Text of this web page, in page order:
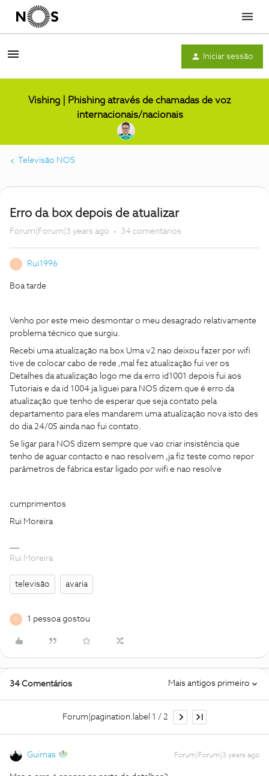
Menu
Iniciar sessão
Vishing | Phishing através de chamadas de voz
internacionais/nacionais
Televisão NOS
Erro da box depois de atualizar
Forum|Forum|3 years ago 34 comentários
R Rui1996
Boa tarde
Venho por este meio desmontar o meu desagrado relativamente
problema técnico que surgiu.
Recebi uma atualização na box Uma v2 nao deixou fazer por wifi
tive de colocar cabo de rede ,mal fez atualização fui ver os
Detalhes da atualização logo me da erro id1001 depois fui aos
Tutoriais e da id 1004 ja liguei para NOS dizem que é erro da
atualização que tenho de esperar que seja contato pela
departamento para eles mandarem uma atualização nova isto des
do dia 24/05 ainda nao fui contato.
Se ligar para NOS dizem sempre que vao criar insistência que
tenho de aguar contacto e nao resolvem ,ja fiz teste como repor
parâmetros de fábrica estar ligado por wifi e nao resolve
cumprimentos
Rui Moreira
Rui Moreira
televisão avaria
R 1 pessoa gostou
34 Comentários Mais antigos primeiro
Forum|pagination.label 1 / 2
Guimas Forum|Forum|3 years ago